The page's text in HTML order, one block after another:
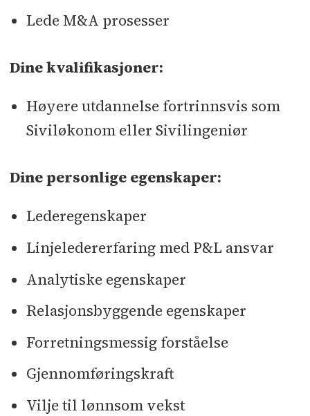
Lede M&A prosesser
Dine kvalifikasjoner:
Høyere utdannelse fortrinnsvis som
Siviløkonom eller Sivilingeniør
Dine personlige egenskaper:
Lederegenskaper
Linjeledererfaring med P&L ansvar
Analytiske egenskaper
Relasjonsbyggende egenskaper
Forretningsmessig forståelse
Gjennomføringskraft
Vilje til lønnsom vekst